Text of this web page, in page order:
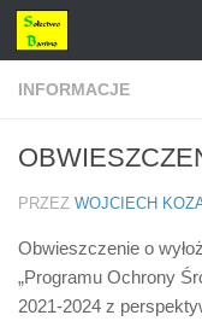
Przejdź do treści
INFORMACJE
PRZEZ WOJCIECH
Obwieszczenie o
„Programu Ochrony
2021-2024 z